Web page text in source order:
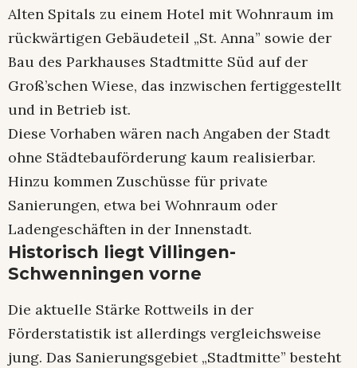
Alten Spitals zu einem Hotel mit Wohnraum im
rückwärtigen Gebäudeteil „St. Anna” sowie der
Bau des Parkhauses Stadtmitte Süd auf der
Groß’schen Wiese, das inzwischen fertiggestellt
und in Betrieb ist.
Diese Vorhaben wären nach Angaben der Stadt
ohne Städtebauförderung kaum realisierbar.
Hinzu kommen Zuschüsse für private
Sanierungen, etwa bei Wohnraum oder
Ladengeschäften in der Innenstadt.
Historisch liegt Villingen-
Schwenningen vorne
Die aktuelle Stärke Rottweils in der
Förderstatistik ist allerdings vergleichsweise
jung. Das Sanierungsgebiet „Stadtmitte” besteht